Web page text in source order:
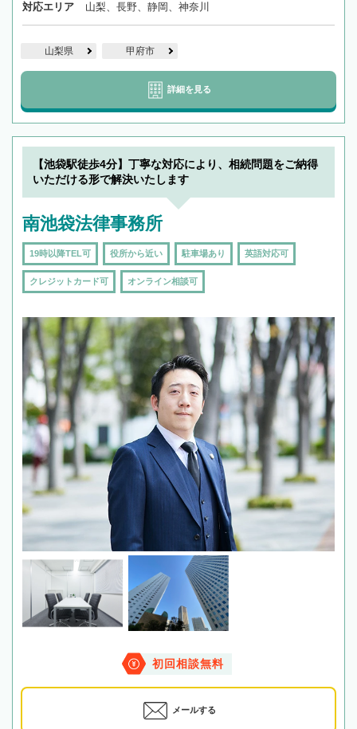
対応エリア 山梨、長野、静岡、神奈川
山梨県 甲府市
詳細を見る
【池袋駅徒歩4分】丁寧な対応により、相続問題をご納得
いただける形で解決いたします
南池袋法律事務所
19時以降TEL可 役所から近い 駐車場あり 英語対応可
クレジットカード可 オンライン相談可
初回相談無料
メールする